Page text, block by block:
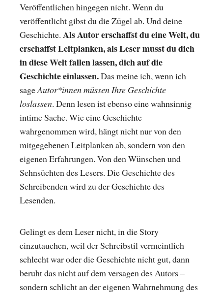
Veröffentlichen hingegen nicht. Wenn du
veröffentlicht gibst du die Zügel ab. Und deine
Geschichte. Als Autor erschaffst du eine Welt, du
erschaffst Leitplanken, als Leser musst du dich
in diese Welt fallen lassen, dich auf die
Geschichte einlassen.Das meine ich, wenn ich
sageAutor*innen müssen Ihre Geschichte
loslassen. Denn lesen ist ebenso eine wahnsinnig
intime Sache. Wie eine Geschichte
wahrgenommen wird, hängt nicht nur von den
mitgegebenen Leitplanken ab, sondern von den
eigenen Erfahrungen. Von den Wünschen und
Sehnsüchten des Lesers. Die Geschichte des
Schreibenden wird zu der Geschichte des
Lesenden.
Gelingt es dem Leser nicht, in die Story
einzutauchen, weil der Schreibstil vermeintlich
schlecht war oder die Geschichte nicht gut, dann
beruht das nicht auf dem versagen des Autors –
sondern schlicht an der eigenen Wahrnehmung des